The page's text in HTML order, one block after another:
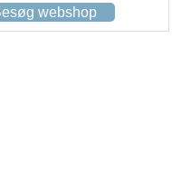
webshop